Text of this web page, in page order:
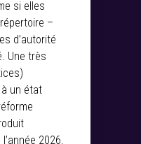
si elles
–
d’autorité
Une très
un état
2026.